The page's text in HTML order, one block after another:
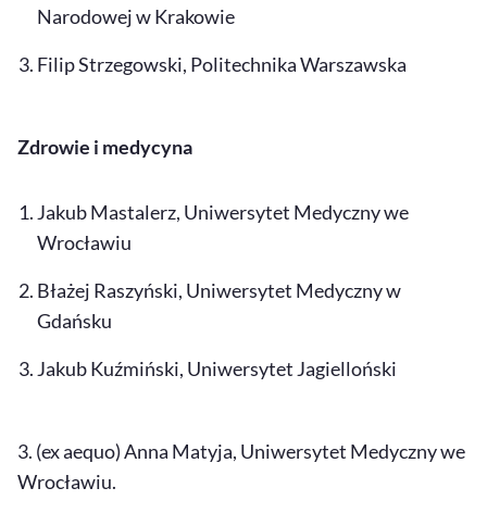
Narodowej w Krakowie
Filip Strzegowski, Politechnika Warszawska
Zdrowie i medycyna
Jakub Mastalerz, Uniwersytet Medyczny we
Wrocławiu
Błażej Raszyński, Uniwersytet Medyczny w
Gdańsku
Jakub Kuźmiński, Uniwersytet Jagielloński
3. (ex aequo) Anna Matyja, Uniwersytet Medyczny we
Wrocławiu.